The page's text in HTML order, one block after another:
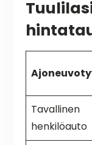
Tavallinen
henkilöauto